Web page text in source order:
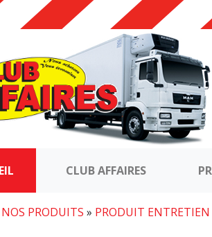
CLUB AFFAIRES
NOS PRODUITS » PRODUIT ENTRETIEN